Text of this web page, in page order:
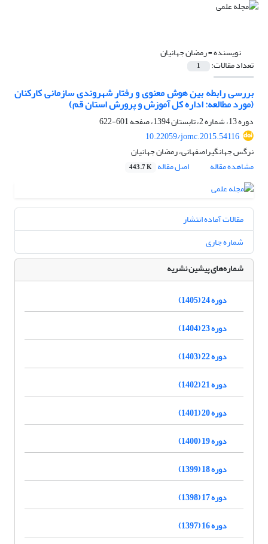
نویسنده =رمضان جهانیان
تعداد مقالات: 1
بررسی رابطه بین هوش معنوی و رفتار شهروندی سازمانی کارکنان
(مورد مطالعه: اداره کل آموزش و پرورش استان قم)
دوره 13، شماره 2، تابستان 1394، صفحه
601-622
10.22059/jomc.2015.54116
نرگس جهانگیراصفهانی، رمضان جهانیان
مشاهده مقاله
اصل مقاله 443.7 K
مقالات آماده انتشار
شماره جاری
شماره‌های پیشین نشریه
دوره 24 (1405)
دوره 23 (1404)
دوره 22 (1403)
دوره 21 (1402)
دوره 20 (1401)
دوره 19 (1400)
دوره 18 (1399)
دوره 17 (1398)
دوره 16 (1397)